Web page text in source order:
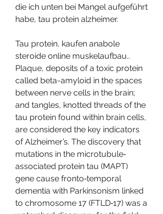
die ich unten bei Mangel aufgeführt
habe, tau protein alzheimer.
Tau protein, kaufen anabole
steroide online muskelaufbau..
Plaque, deposits of a toxic protein
called beta-amyloid in the spaces
between nerve cells in the brain;
and tangles, knotted threads of the
tau protein found within brain cells,
are considered the key indicators
of Alzheimer’s. The discovery that
mutations in the microtubule‐
associated protein tau (MAPT)
gene cause fronto‐temporal
dementia with Parkinsonism linked
to chromosome 17 (FTLD‐17) was a